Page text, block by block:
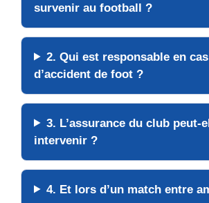
survenir au football ?
2. Qui est responsable en cas
d’accident de foot ?
3. L’assurance du club peut-
intervenir ?
4. Et lors d’un match entre